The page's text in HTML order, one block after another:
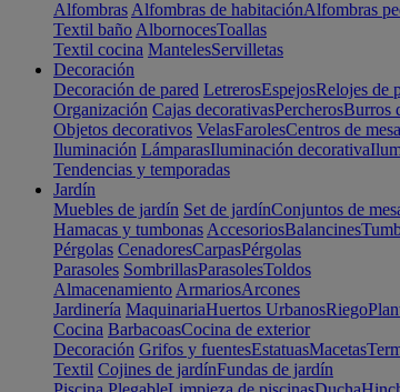
Alfombras Alfombras de habitaciónAlfombras
Textil baño AlbornocesToallas
Textil cocina MantelesServilletas
Decoración
Decoración de pared LetrerosEspejosRelojes de
Organización Cajas decorativasPercherosBurros
Objetos decorativos VelasFarolesCentros de mesa
Iluminación LámparasIluminación decorativa
Tendencias y temporadas
Jardín
Muebles de jardín Set de jardínConjuntos de
Hamacas y tumbonas AccesoriosBalancines
Pérgolas CenadoresCarpasPérgolas
Parasoles SombrillasParasolesToldos
Almacenamiento ArmariosArcones
Jardinería MaquinariaHuertos UrbanosRiego
Cocina BarbacoasCocina de exterior
Decoración Grifos y fuentesEstatuasMacetas
Textil Cojines de jardínFundas de jardín